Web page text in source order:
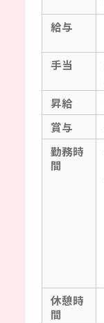
給与
手当
昇給
賞与
勤務時
間
休憩時
間